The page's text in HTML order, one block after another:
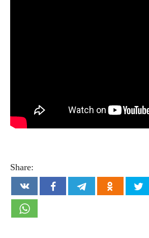
Share: